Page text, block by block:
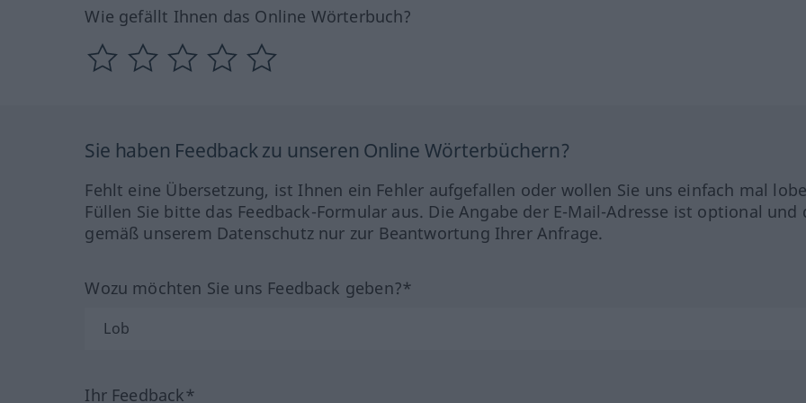
Wie gefällt Ihnen das Online Wörterbuch?
Sie haben Feedback zu unseren Online Wörterbüchern?
Fehlt eine Übersetzung, ist Ihnen ein Fehler aufgefallen oder wollen Sie uns einfach mal
Füllen Sie bitte das Feedback-Formular aus. Die Angabe der E-Mail-Adresse ist optional und
gemäß unserem Datenschutz nur zur Beantwortung Ihrer Anfrage.
Wozu möchten Sie uns Feedback geben?*
Ihr Feedback*